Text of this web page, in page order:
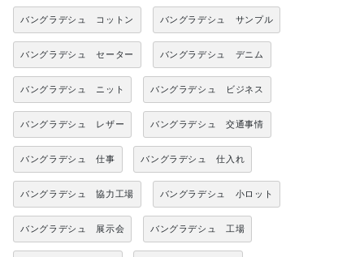
バングラデシュ コットン バングラデシュ サンプル
バングラデシュ セーター バングラデシュ デニム
バングラデシュ ニット バングラデシュ ビジネス
バングラデシュ レザー バングラデシュ 交通事情
バングラデシュ 仕事 バングラデシュ 仕入れ
バングラデシュ 協力工場 バングラデシュ 小ロット
バングラデシュ 展示会 バングラデシュ 工場